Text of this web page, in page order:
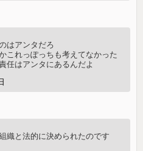
はアンタだろ
これっぽっちも考えてなかった
任はアンタにあるんだよ
織と法的に決められたのです